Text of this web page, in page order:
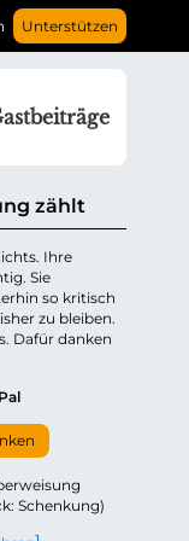
Unterstützen
zählt
Ihre
Sie
so kritisch
zu bleiben.
Dafür danken
Schenkung)